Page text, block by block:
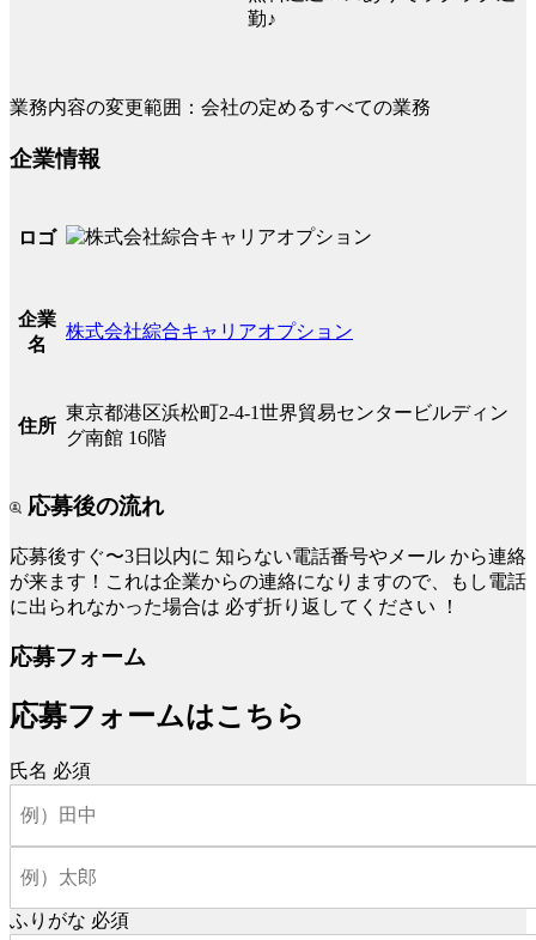
勤♪
業務内容の変更範囲：会社の定めるすべての業務
企業情報
ロゴ
企業
名
株式会社綜合キャリアオプション
住所
東京都港区浜松町2-4-1世界貿易センタービルディン
グ南館 16階
応募後の流れ
応募後すぐ〜3日以内に 知らない電話番号やメール から連絡
が来ます！これは企業からの連絡になりますので、もし電話
に出られなかった場合は 必ず折り返してください ！
応募フォーム
応募フォームはこちら
氏名 必須
ふりがな 必須